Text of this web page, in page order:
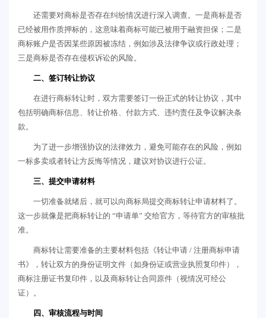
还需要对商标是否存在纠纷情况进行深入调查。一是商标是否
已经被用作质押标的，这意味着商标可能已被用于融资担保；二是
商标账户是否因某些原因被冻结，例如涉及法律争议或行政处理；
三是商标是否存在侵权诉讼的风险。
二、签订转让协议
在进行商标转让时，双方需要签订一份正式的转让协议，其中
包括明确商标信息、转让价格、付款方式、违约责任及争议解决条
款。
为了进一步增强协议的法律效力，避免可能存在的风险，例如
一标多卖或者转让方反悔等情况，建议对协议进行公证。
三、提交申请材料
一切准备就绪后，就可以向商标局提交商标转让申请材料了。
这一步就像是把商标转让的 “申请单” 交给官方，等待官方的审核批
准。
商标转让需要准备的主要材料包括《转让申请 / 注册商标申请
书》，转让双方的身份证明文件（如身份证或营业执照复印件），
商标注册证书复印件，以及商标转让合同原件（视情况可经公
证）。
四、审核流程与时间